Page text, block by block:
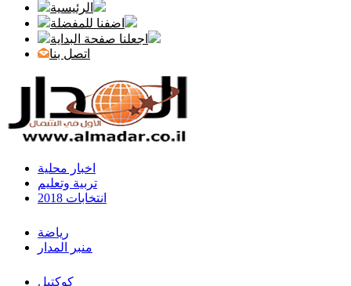
الرئيسية
اضفنا للمفضلة
اجعلنا صفحة البداية
اتصل بنا
اخبار محلية
تربية وتعليم
انتخابات 2018
رياضة
منبر المدار
كوكتيل